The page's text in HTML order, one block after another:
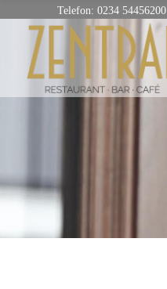
Telefon: 0234 54456200